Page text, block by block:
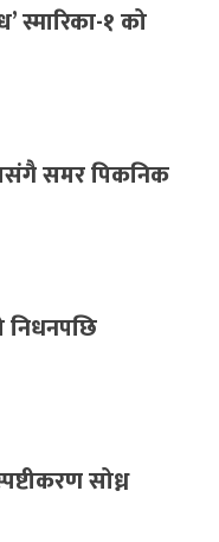
स्मारिका-१ को
समर पिकनिक
निधनपछि
सोध्न